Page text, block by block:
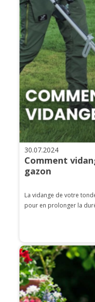
30.07.2024
Comment
gazon
La vidange de votre
pour en prolonger la